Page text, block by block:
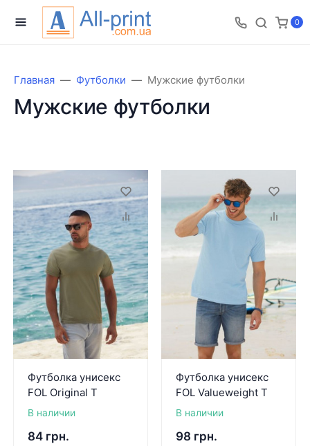
0
Главная Футболки Мужские футболки
Мужские футболки
Футболка унисекс
FOL Original T
В наличии
84 грн.
Футболка унисекс
FOL Valueweight T
В наличии
98 грн.